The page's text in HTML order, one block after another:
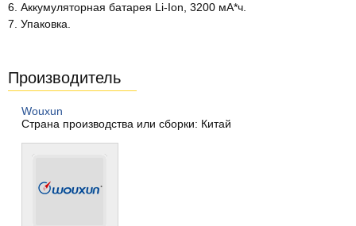
6. Аккумуляторная батарея Li-Ion, 3200 мА*ч.
7. Упаковка.
Производитель
Wouxun
Страна производства или сборки: Китай